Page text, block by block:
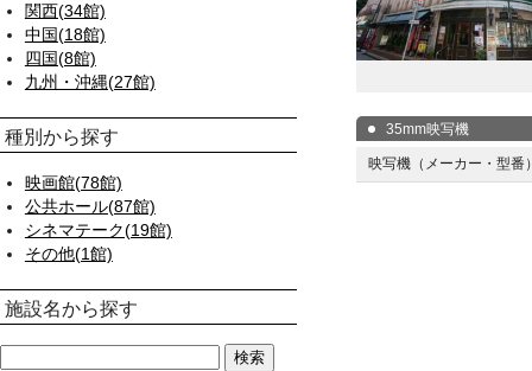
35mm映写機
映写機（メーカー・型番
関西(34館)
中国(18館)
四国(8館)
九州・沖縄(27館)
種別から探す
映画館(78館)
公共ホール(87館)
シネマテーク(19館)
その他(1館)
施設名から探す